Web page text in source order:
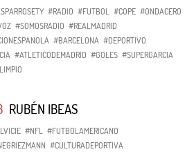
#RADIO #FUTBOL #COPE #ONDACERO
#SOMOSRADIO #REALMADRID
#BARCELONA #DEPORTIVO
#ATLETICODEMADRID #GOLES #SUPERGARCIA
RUBÉN IBEAS
#NFL #FUTBOLAMERICANO
#CULTURADEPORTIVA